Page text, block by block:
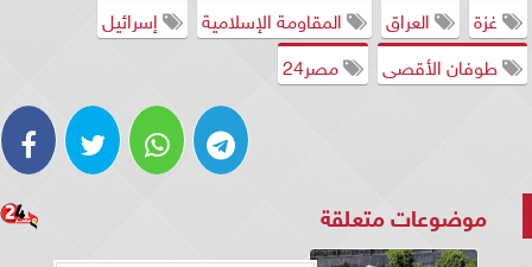
غزة
العراق المقاومة الإسلامية
إسرائيل
طوفان الأقصى
مصر24
موضوعات متعلقة